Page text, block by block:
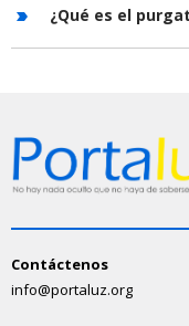
¿Qué es el
Contáctenos
info@portaluz.org